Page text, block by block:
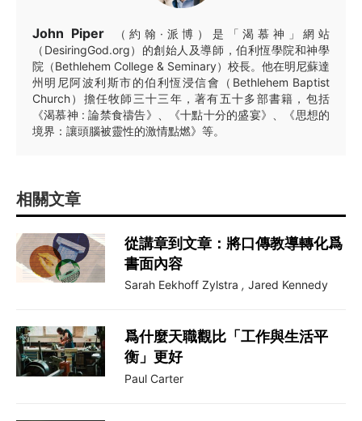
John Piper
（約翰·派博）是「渴慕神」網站
（DesiringGod.org）的創始人及導師，伯利恆學院和神學
院（Bethlehem College & Seminary）校長。他在明尼蘇達
州明尼阿波利斯市的伯利恆浸信會（Bethlehem Baptist
Church）擔任牧師三十三年，著有五十多部書籍，包括
《渴慕神 : 論禁食禱告》、《十點十分的盛宴》、《思想的
境界：讓頭腦被靈性的激情點燃》等。
相關文章
從講章到文章：將口傳教導轉化爲
書面內容
Sarah Eekhoff Zylstra , Jared Kennedy
爲什麼天職觀比「工作與生活平
衡」更好
Paul Carter